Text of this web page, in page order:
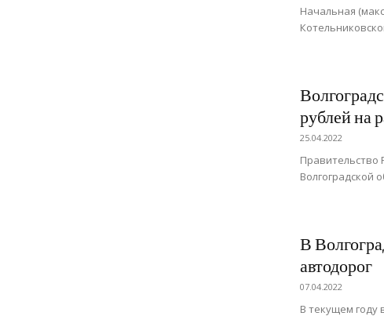
Начальная
рублей на
25.04.2022
Правительство
Волгоградской
В
автодорог
07.04.2022
В текущем году